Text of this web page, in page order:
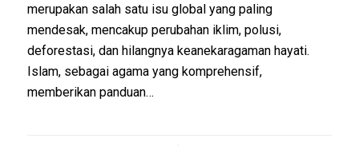
merupakan salah satu isu global yang paling
mendesak, mencakup perubahan iklim, polusi,
deforestasi, dan hilangnya keanekaragaman hayati.
Islam, sebagai agama yang komprehensif,
memberikan panduan…